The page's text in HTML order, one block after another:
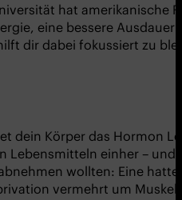
hat amerikanische
eine bessere
dir dabei fokussiert zu
dein Körper das Hormon
Lebensmitteln einher –
wollten: Eine
vermehrt um